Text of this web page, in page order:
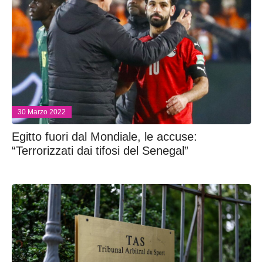
30 Marzo 2022
Egitto fuori dal Mondiale, le accuse:
“Terrorizzati dai tifosi del Senegal”